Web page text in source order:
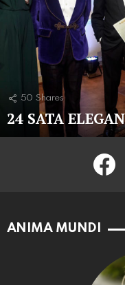
50 Shares
24 SATA
ANIMA MUNDI